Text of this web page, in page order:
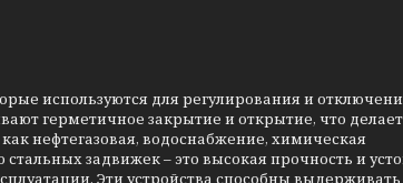
используются для регулирования и
герметичное закрытие и открытие, что
нефтегазовая, водоснабжение, химическая
задвижек – это высокая прочность и
Эти устройства способны